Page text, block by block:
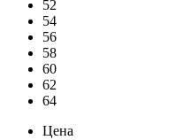
52
54
56
58
60
62
64
Цена